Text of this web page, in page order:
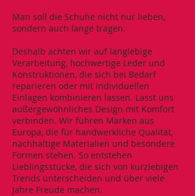
Man soll die Schuhe nicht nur lieben,
sondern auch lange tragen.
Deshalb achten wir auf langlebige
Verarbeitung, hochwertige Leder und
Konstruktionen, die sich bei Bedarf
reparieren oder mit individuellen
Einlagen kombinieren lassen. Lasst uns
außergewöhnliches Design mit Komfort
verbinden. Wir führen Marken aus
Europa, die für handwerkliche Qualität,
nachhaltige Materialien und besondere
Formen stehen. So entstehen
Lieblingsstücke, die sich von kurzlebigen
Trends unterscheiden und über viele
Jahre Freude machen.